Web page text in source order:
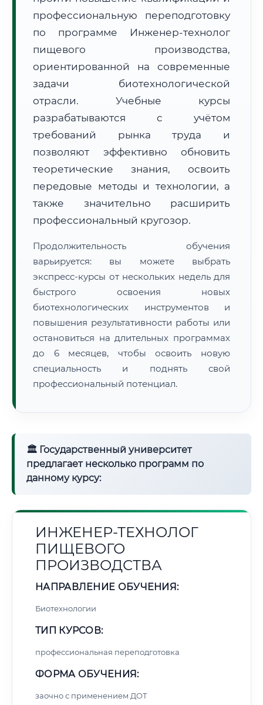
Расчет логистики оригиналов:
• Экспресс-доставка СДЭК / Почтой:4–6 рабочих дней
📜 Документы и аккредитация
🔍Нажмите на документ для увеличения и просмотра
профессиональную переподготовку
по программе Инженер-технолог
пищевого производства,
ориентированной на современные
задачи биотехнологической
отрасли. Учебные курсы
разрабатываются с учётом
требований рынка труда и
позволяют эффективно обновить
теоретические знания, освоить
передовые методы и технологии, а
также значительно расширить
профессиональный кругозор.
Продолжительность обучения
варьируется: вы можете выбрать
экспресс-курсы от нескольких недель для
быстрого освоения новых
биотехнологических инструментов и
повышения результативности работы или
остановиться на длительных программах
до 6 месяцев, чтобы освоить новую
специальность и поднять свой
профессиональный потенциал.
🏛 Государственный университет
предлагает несколько программ по
данному курсу:
ИНЖЕНЕР-ТЕХНОЛОГ
ПИЩЕВОГО
ПРОИЗВОДСТВА
НАПРАВЛЕНИЕ ОБУЧЕНИЯ:
Биотехнологии
ТИП КУРСОВ:
профессиональная переподготовка
ФОРМА ОБУЧЕНИЯ:
заочно с применением ДОТ